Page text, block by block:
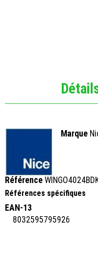
Marque
Référence
Références spécifiques
EAN-13
8032595795926